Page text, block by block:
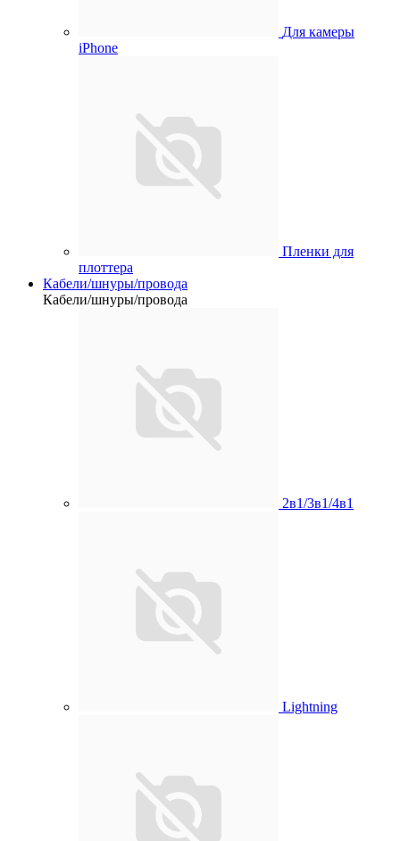
Для камеры
iPhone
Пленки для
плоттера
Кабели/шнуры/провода
Кабели/шнуры/провода
2в1/3в1/4в1
Lightning